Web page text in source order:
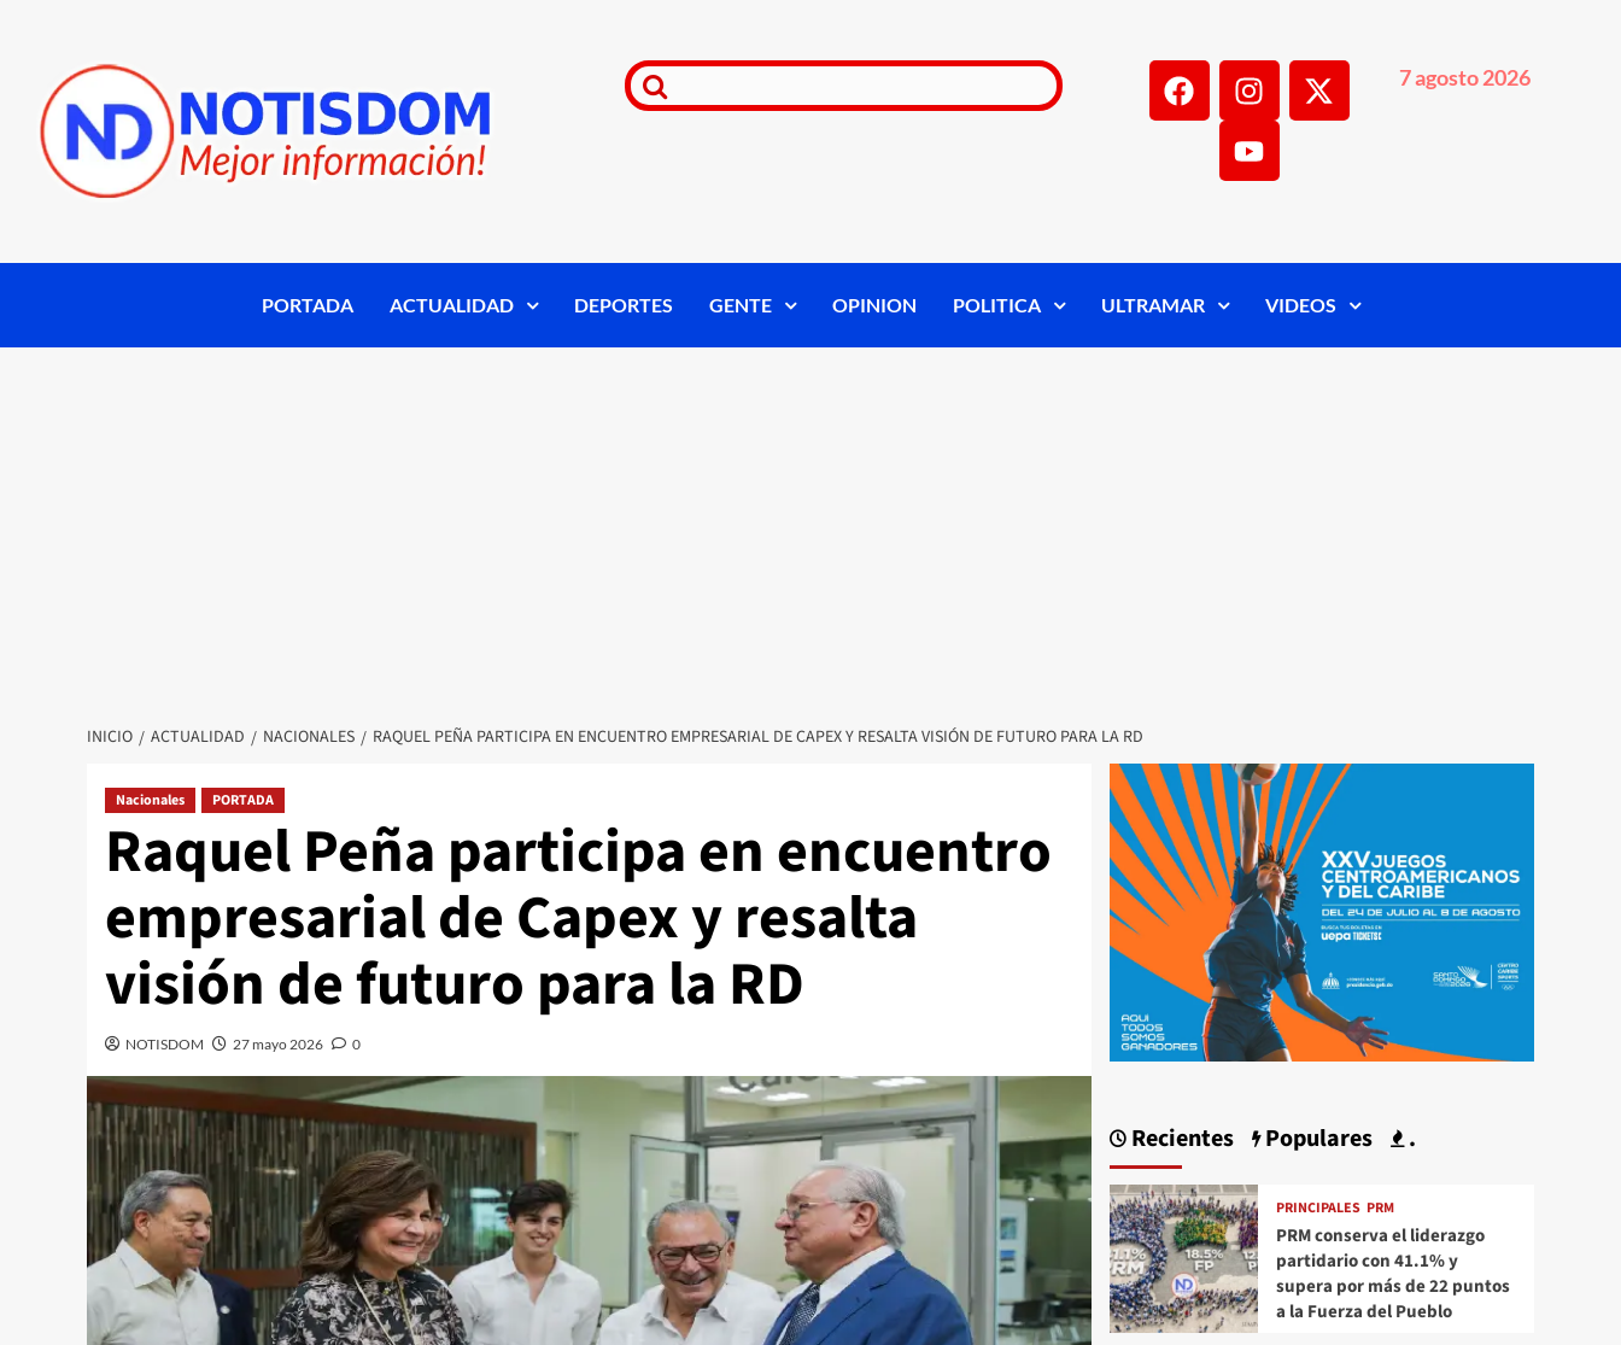
7 agosto 2026
PORTADA ACTUALIDAD DEPORTES GENTE OPINION POLITICA ULTRAMAR VIDEOS
INICIO ACTUALIDAD NACIONALES RAQUEL PEÑA PARTICIPA EN ENCUENTRO EMPRESARIAL DE CAPEX Y RESALTA VISIÓN DE FUTURO PARA LA RD
Nacionales PORTADA
Raquel Peña participa en encuentro
empresarial de Capex y resalta
visión de futuro para la RD
NOTISDOM 27 mayo 2026 0
Recientes Populares .
PRINCIPALES PRM
PRM conserva el liderazgo
partidario con 41.1% y
supera por más de 22 puntos
a la Fuerza del Pueblo